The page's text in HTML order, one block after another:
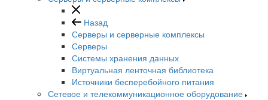
Назад
Серверы и серверные комплексы
Серверы
Системы хранения данных
Виртуальная ленточная библиотека
Источники бесперебойного питания
Сетевое и телекоммуникационное оборудование